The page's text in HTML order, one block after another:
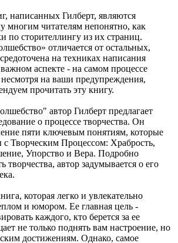
написанных Гилберт, являются
многим читателям непонятно, как
по сторителлингу из их страниц.
отличается от остальных,
на техниках написания
аспекте - на самом процессе
несмотря на ваши предупреждения,
прочитать эту книгу.
автор Гилберт предлагает
о процессе творчества. Он
пяти ключевым понятиям, которые
с Творческим Процессом: Храбрость,
Упорство и Вера. Подробно
творчества, автор задумывается о его
которая легко и увлекательно
и юмором. Ее главная цель -
каждого, кто берется за ее
не только поднять вам настроение, но
достижениям. Однако, самое